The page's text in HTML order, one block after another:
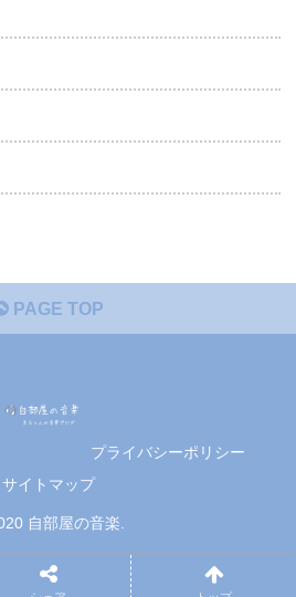
PAGE TOP
プライバシーポリシー
サイトマップ
自部屋の音楽.